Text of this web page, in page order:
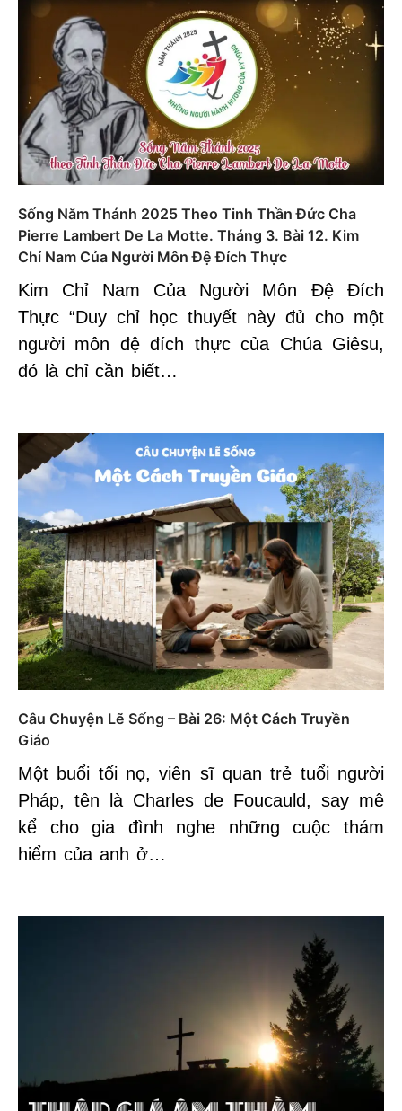
Sống Năm Thánh 2025 Theo Tinh Thần Đức Cha
Pierre Lambert De La Motte. Tháng 3. Bài 12. Kim
Chỉ Nam Của Người Môn Đệ Đích Thực
Kim Chỉ Nam Của Người Môn Đệ Đích
Thực “Duy chỉ học thuyết này đủ cho một
người môn đệ đích thực của Chúa Giêsu,
đó là chỉ cần biết…
Câu Chuyện Lẽ Sống – Bài 26: Một Cách Truyền
Giáo
Một buổi tối nọ, viên sĩ quan trẻ tuổi người
Pháp, tên là Charles de Foucauld, say mê
kể cho gia đình nghe những cuộc thám
hiểm của anh ở…